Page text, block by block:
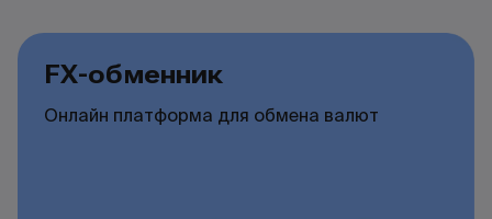
FX-обменник
Онлайн платформа для обмена валют